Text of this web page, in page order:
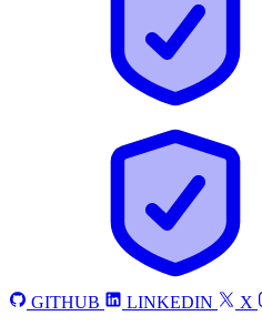
GITHUB
LINKEDIN X